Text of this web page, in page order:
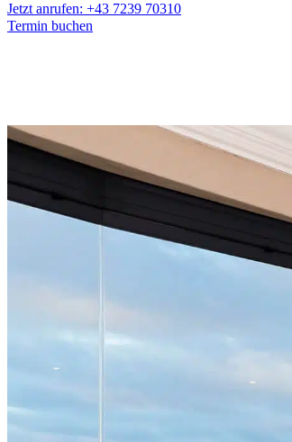
Jetzt anrufen: +43 7239 70310
Termin buchen